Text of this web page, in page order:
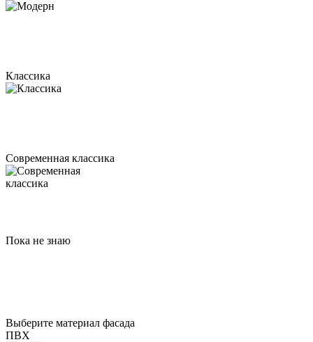
Классика
Современная классика
Пока не знаю
Выберите материал фасада
ПВХ